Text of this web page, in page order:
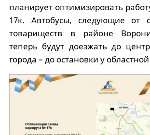
планирует оптимизировать
17к. Автобусы, следующие от
товариществ в районе
теперь будут доезжать до
города – до остановки у